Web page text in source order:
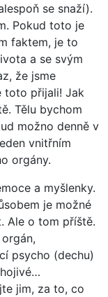
se snaží).
Pokud toto je
faktem, je to
a se svým
že jsme
toto přijali! Jak
Tělu bychom
možno denně v
vnitřním
orgány.
a myšlenky.
je možné
Ale o tom příště.
psycho (dechu)
jim, za to, co